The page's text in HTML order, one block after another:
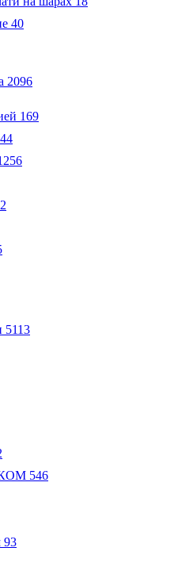
40
2096
169
5113
546
93